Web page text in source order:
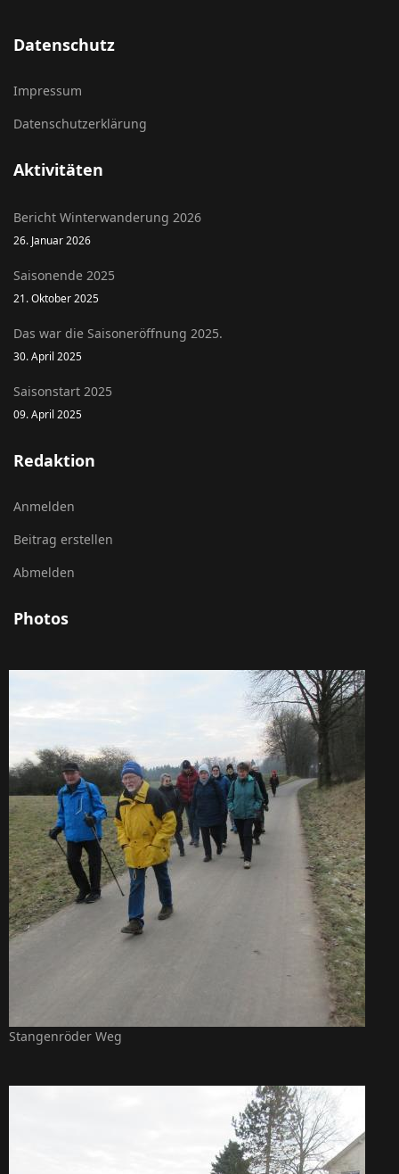
Datenschutz
Impressum
Datenschutzerklärung
Aktivitäten
Bericht Winterwanderung 2026
26. Januar 2026
Saisonende 2025
21. Oktober 2025
Das war die Saisoneröffnung 2025.
30. April 2025
Saisonstart 2025
09. April 2025
Redaktion
Anmelden
Beitrag erstellen
Abmelden
Photos
Stangenröder Weg